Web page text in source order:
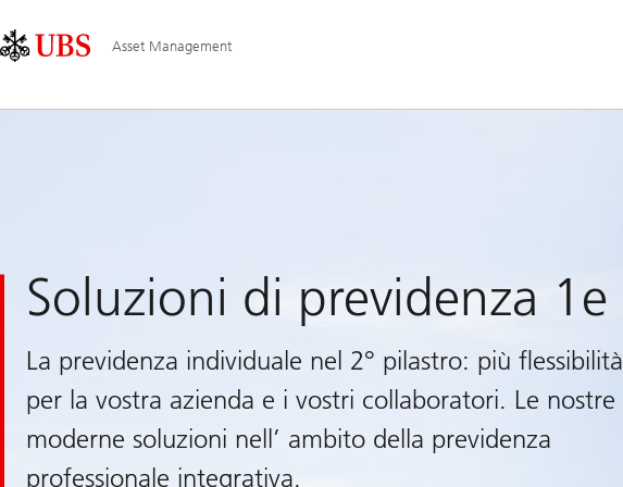
Area
principale
Asset Management
Soluzioni di previdenza 1e
La previdenza individuale nel 2° pilastro: più flessibilità
per la vostra azienda e i vostri collaboratori. Le nostre
moderne soluzioni nell’ ambito della previdenza
professionale integrativa.